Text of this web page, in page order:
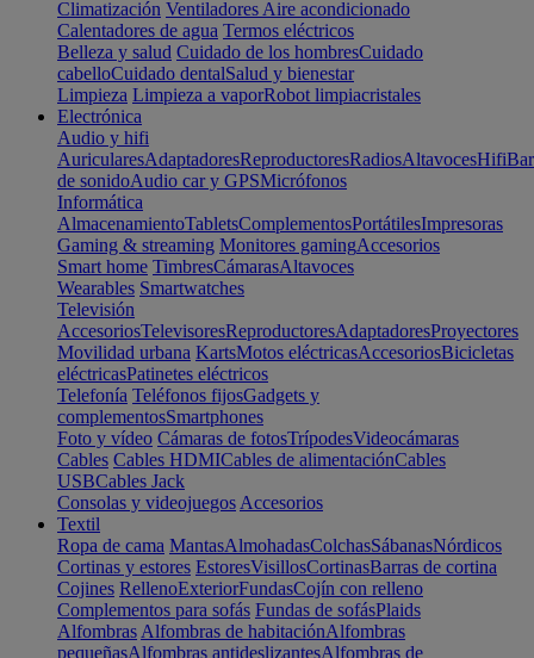
Climatización Ventiladores Aire acondicionado
Calentadores de agua Termos eléctricos
Belleza y salud Cuidado de los hombresCuidado
cabelloCuidado dentalSalud y bienestar
Limpieza Limpieza a vaporRobot limpiacristales
Electrónica
Audio y hifi
AuricularesAdaptadoresReproductoresRadiosAltavocesHifi
de sonidoAudio car y GPSMicrófonos
Informática
AlmacenamientoTabletsComplementosPortátilesImpresoras
Gaming & streaming Monitores gamingAccesorios
Smart home TimbresCámarasAltavoces
Wearables Smartwatches
Televisión
AccesoriosTelevisoresReproductoresAdaptadoresProyectores
Movilidad urbana KartsMotos eléctricasAccesoriosBicicletas
eléctricasPatinetes eléctricos
Telefonía Teléfonos fijosGadgets y
complementosSmartphones
Foto y vídeo Cámaras de fotosTrípodesVideocámaras
Cables Cables HDMICables de alimentaciónCables
USBCables Jack
Consolas y videojuegos Accesorios
Textil
Ropa de cama MantasAlmohadasColchasSábanasNórdicos
Cortinas y estores EstoresVisillosCortinasBarras de cortina
Cojines RellenoExteriorFundasCojín con relleno
Complementos para sofás Fundas de sofásPlaids
Alfombras Alfombras de habitaciónAlfombras
pequeñasAlfombras antideslizantesAlfombras de